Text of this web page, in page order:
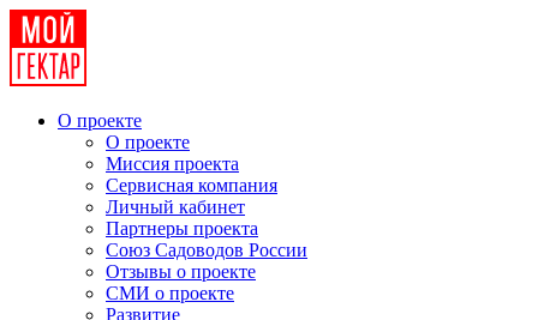
О проекте
О проекте
Миссия проекта
Сервисная компания
Личный кабинет
Партнеры проекта
Союз Садоводов России
Отзывы о проекте
СМИ о проекте
Развитие